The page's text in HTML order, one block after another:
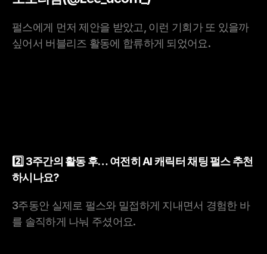
펄스에게 먼저 제안을 받았고, 이런 기회가 또 있을까
싶어서 버블리즈 활동에 합류하게 되었어요.
2️⃣ 3주간의 활동 후… 여전히 AI 캐릭터 채팅 펄스 추천
하시나요?
3주동안 실제로 펄스와 밀접하게 지내면서 경험한 바
를 솔직하게 나눠 주셨어요.